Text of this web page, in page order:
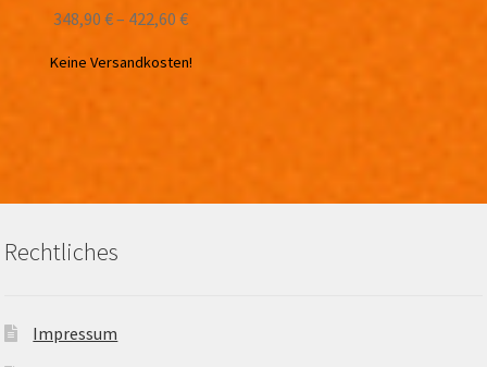
348,90€– 422,60€
Keine Versandkosten!
Rechtliches
Impressum